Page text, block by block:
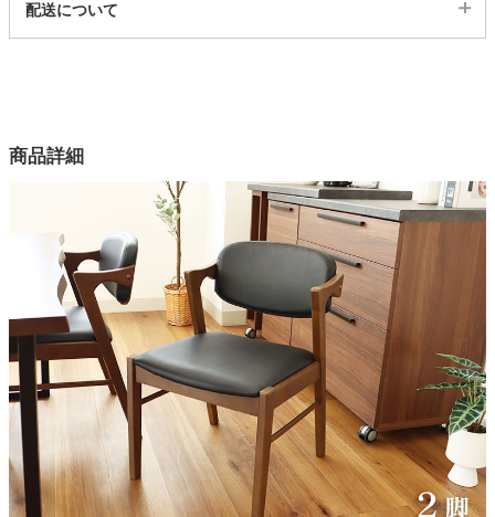
インテリア雑貨
タワー
1ss03102634
2色
ウレタン、ウェービングベルト
ラバーウッド無垢材
脚塗装
ラッカー塗装
撥水
座面
梱包サイズ
配送について
商品詳細